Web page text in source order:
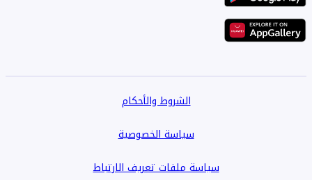
الشروط والأحكام
سياسة الخصوصية
سياسة ملفات تعريف الارتباط